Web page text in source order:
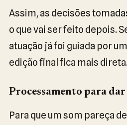
Assim, as decisões
o que vai ser feito depois.
atuação já foi guiada por
edição final fica mais
Processamento para
Para que um som pareça